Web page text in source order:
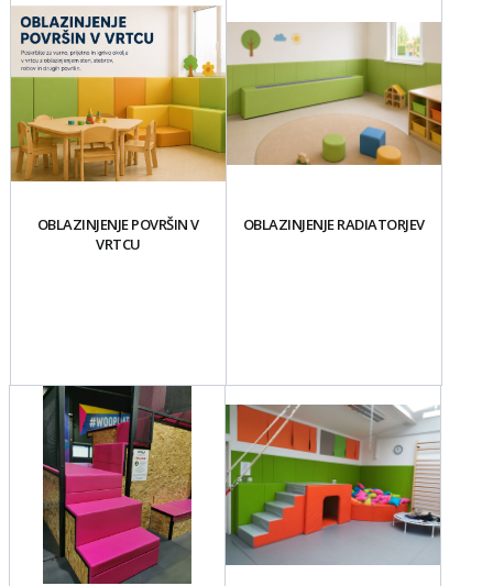
OBLAZINJENJE POVRŠIN V
VRTCU
OBLAZINJENJE RADIATORJEV